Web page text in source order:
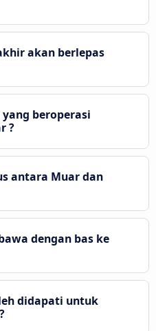
akan berlepas
beroperasi
?
antara Muar dan
dengan bas ke
didapati untuk